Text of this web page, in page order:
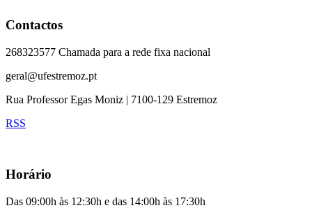
Contactos
268323577 Chamada para a rede fixa nacional
geral@ufestremoz.pt
Rua Professor Egas Moniz | 7100-129 Estremoz
RSS
Horário
Das 09:00h às 12:30h e das 14:00h às 17:30h